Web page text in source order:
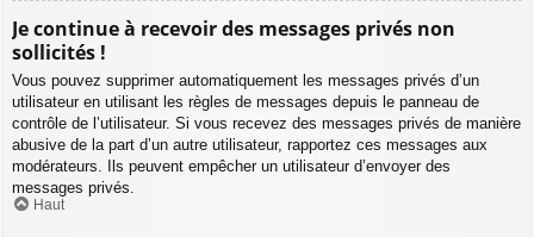
Je continue à recevoir des messages privés non
sollicités !
Vous pouvez supprimer automatiquement les messages privés d’un
utilisateur en utilisant les règles de messages depuis le panneau de
contrôle de l’utilisateur. Si vous recevez des messages privés de manière
abusive de la part d’un autre utilisateur, rapportez ces messages aux
modérateurs. Ils peuvent empêcher un utilisateur d’envoyer des
messages privés.
Haut